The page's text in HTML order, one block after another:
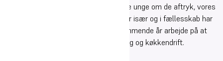
opgave i at bevidst- og ansvarliggøre de unge om de aftryk, vores
forbrug sætter, og de muligheder vi hver især og i fællesskab har
for at påvirke udviklingen. Vi vil i de kommende år arbejde på at
udvikle koblingerne mellem undervisning og køkkendrift.